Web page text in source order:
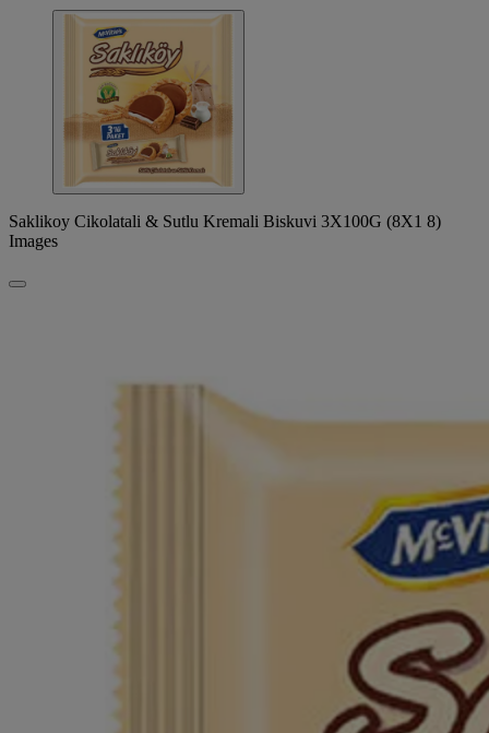
Saklikoy Cikolatali & Sutlu Kremali Biskuvi 3X100G (8X1 8)
Images